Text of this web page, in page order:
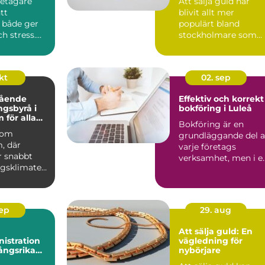
ger
stress.
blivit allt mer
populärt bland
stockholmare som
i
för alla
där
snabbt
02. sep
Effektiv och korrekt
bokföring i Luleå
Bokföring är en
grundläggande del
varje företags
verksamhet, men i
29. aug
Att sälja guld: En
vägledning för
nybörjare